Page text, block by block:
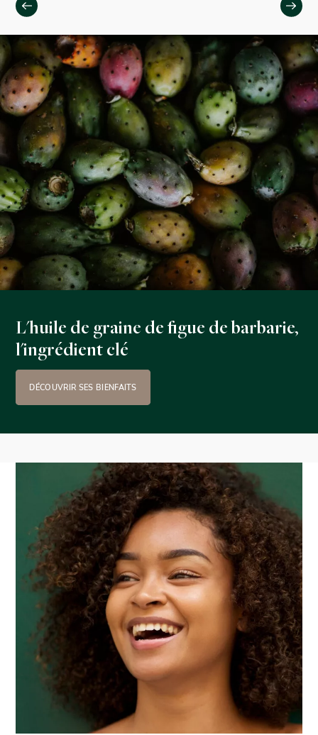
L'huile de graine de figue de barbarie,
l'ingrédient clé
DÉCOUVRIR SES BIENFAITS